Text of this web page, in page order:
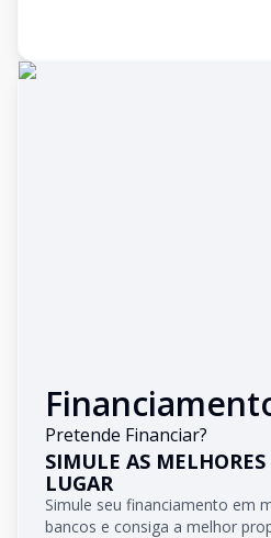
Pretende Financiar?
SIMULE AS
LUGAR
Simule seu financiamento em
bancos e consiga a melhor